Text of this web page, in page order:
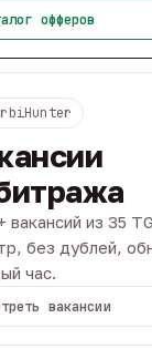
офферов
вакансий из 35
без дублей,
час.
вакансии